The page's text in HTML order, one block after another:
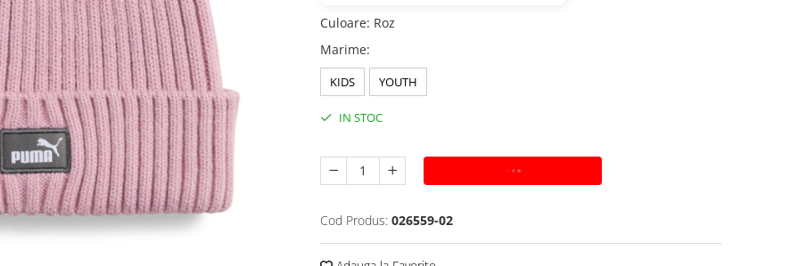
Culoare: Roz
Marime:
KIDS YOUTH
IN STOC
ADAUGA IN COS
Cod Produs: 026559-02